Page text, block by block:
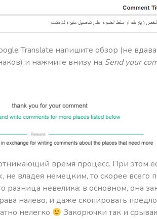
Translate напишите обзор (не
и нажмите внизу на Send your
время процесс. При этом
не владея немецким, то скорее всего
разница невелика: в основном, она
налево, и даже скопировать
нелегко
Закорючки так и